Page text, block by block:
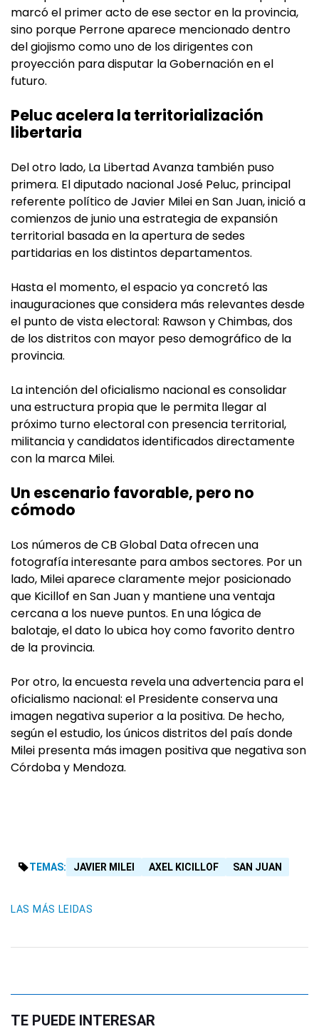
marcó el primer acto de ese sector en la provincia,
sino porque Perrone aparece mencionado dentro
del giojismo como uno de los dirigentes con
proyección para disputar la Gobernación en el
futuro.
Peluc acelera la territorialización
libertaria
Del otro lado, La Libertad Avanza también puso
primera. El diputado nacional José Peluc, principal
referente político de Javier Milei en San Juan, inició a
comienzos de junio una estrategia de expansión
territorial basada en la apertura de sedes
partidarias en los distintos departamentos.
Hasta el momento, el espacio ya concretó las
inauguraciones que considera más relevantes desde
el punto de vista electoral: Rawson y Chimbas, dos
de los distritos con mayor peso demográfico de la
provincia.
La intención del oficialismo nacional es consolidar
una estructura propia que le permita llegar al
próximo turno electoral con presencia territorial,
militancia y candidatos identificados directamente
con la marca Milei.
Un escenario favorable, pero no
cómodo
Los números de CB Global Data ofrecen una
fotografía interesante para ambos sectores. Por un
lado, Milei aparece claramente mejor posicionado
que Kicillof en San Juan y mantiene una ventaja
cercana a los nueve puntos. En una lógica de
balotaje, el dato lo ubica hoy como favorito dentro
de la provincia.
Por otro, la encuesta revela una advertencia para el
oficialismo nacional: el Presidente conserva una
imagen negativa superior a la positiva. De hecho,
según el estudio, los únicos distritos del país donde
Milei presenta más imagen positiva que negativa son
Córdoba y Mendoza.
TEMAS: JAVIER MILEI AXEL KICILLOF SAN JUAN
LAS MÁS LEIDAS
TE PUEDE INTERESAR